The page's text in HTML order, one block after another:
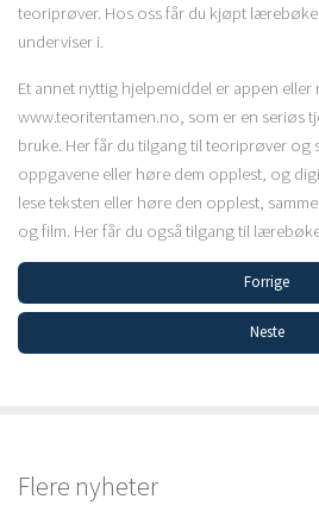
teoriprøver. Hos oss får du kjøpt
underviser i.
Et annet nyttig hjelpemiddel er appen eller
www.teoritentamen.no, som er en seriøs
bruke. Her får du tilgang til teoriprøver og
oppgavene eller høre dem opplest, og
lese teksten eller høre den opplest,
og film. Her får du også tilgang til
Forrige
Neste
Flere nyheter